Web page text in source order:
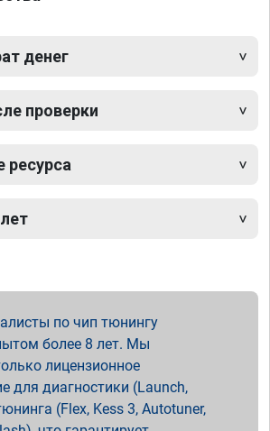
денег
проверки
ресурса
по чип тюнингу
более 8 лет. Мы
лицензионное
для диагностики (Launch,
(Flex, Kess 3, Autotuner,